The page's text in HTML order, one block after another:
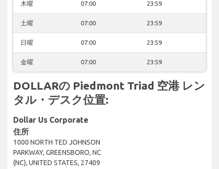
木曜 07:00 23:59
土曜 07:00 23:59
日曜 07:00 23:59
金曜 07:00 23:59
DOLLARの Piedmont Triad 空港 レン
タル・デスク位置:
Dollar Us Corporate
住所
1000 NORTH TED JOHNSON
PARKWAY, GREENSBORO, NC
(NC), UNITED STATES, 27409